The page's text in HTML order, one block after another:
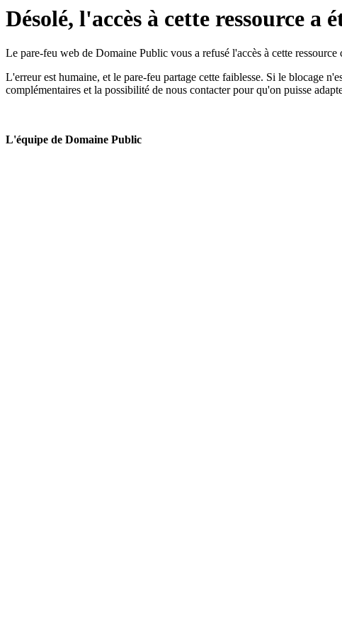
Désolé, l'accès à cette ressource a
Le pare-feu web de Domaine Public vous a refusé l'accès à cette
L'erreur est humaine, et le pare-feu partage cette faiblesse. Si le blocage
complémentaires et la possibilité de nous contacter pour qu'on puisse
L'équipe de Domaine Public